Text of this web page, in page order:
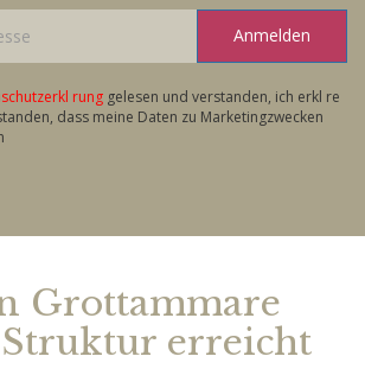
Anmelden
rung gelesen und verstanden, ich erkl re
dass meine Daten zu Marketingzwecken
Grottammare
erreicht